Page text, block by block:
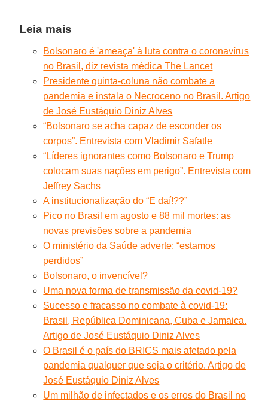
Leia mais
Bolsonaro é 'ameaça' à luta contra o coronavírus
no Brasil, diz revista médica The Lancet
Presidente quinta-coluna não combate a
pandemia e instala o Necroceno no Brasil. Artigo
de José Eustáquio Diniz Alves
“Bolsonaro se acha capaz de esconder os
corpos”. Entrevista com Vladimir Safatle
“Líderes ignorantes como Bolsonaro e Trump
colocam suas nações em perigo”. Entrevista com
Jeffrey Sachs
A institucionalização do “E daí!??”
Pico no Brasil em agosto e 88 mil mortes: as
novas previsões sobre a pandemia
O ministério da Saúde adverte: “estamos
perdidos”
Bolsonaro, o invencível?
Uma nova forma de transmissão da covid-19?
Sucesso e fracasso no combate à covid-19:
Brasil, República Dominicana, Cuba e Jamaica.
Artigo de José Eustáquio Diniz Alves
O Brasil é o país do BRICS mais afetado pela
pandemia qualquer que seja o critério. Artigo de
José Eustáquio Diniz Alves
Um milhão de infectados e os erros do Brasil no